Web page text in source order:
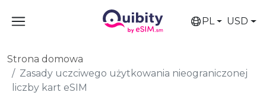
PL USD
Strona domowa
Zasady uczciwego użytkowania nieograniczonej
liczby kart eSIM